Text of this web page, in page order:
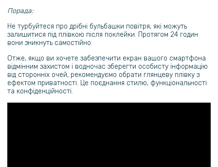
Захисне скло 3D Tempered Glass на задню камеру для Motorola
Razr 50 Ultra / Razr+ 2024
189 грн
Захисне скло з рамкою CD Pattern на задню камеру для Motorola
Razr 60 Ultra
Порада:
Не турбуйтеся про дрібні бульбашки повітря, які можуть
залишитися під плівкою після поклейки. Протягом 24 годин
вони зникнуть самостійно.
Отже, якщо ви хочете забезпечити екран вашого смартфона
відмінним захистом і водночас зберегти особисту інформацію
від сторонніх очей, рекомендуємо обрати глянцеву плівку з
ефектом приватності. Це поєднання стилю, функціональності
та конфіденційності.